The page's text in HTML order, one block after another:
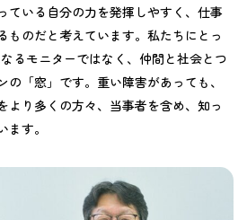
ている自分の力を発揮しやすく、仕事
ものだと考えています。私たちにとっ
るモニターではなく、仲間と社会とつ
「窓」です。重い障害があっても、
より多くの方々、当事者を含め、知っ
す。